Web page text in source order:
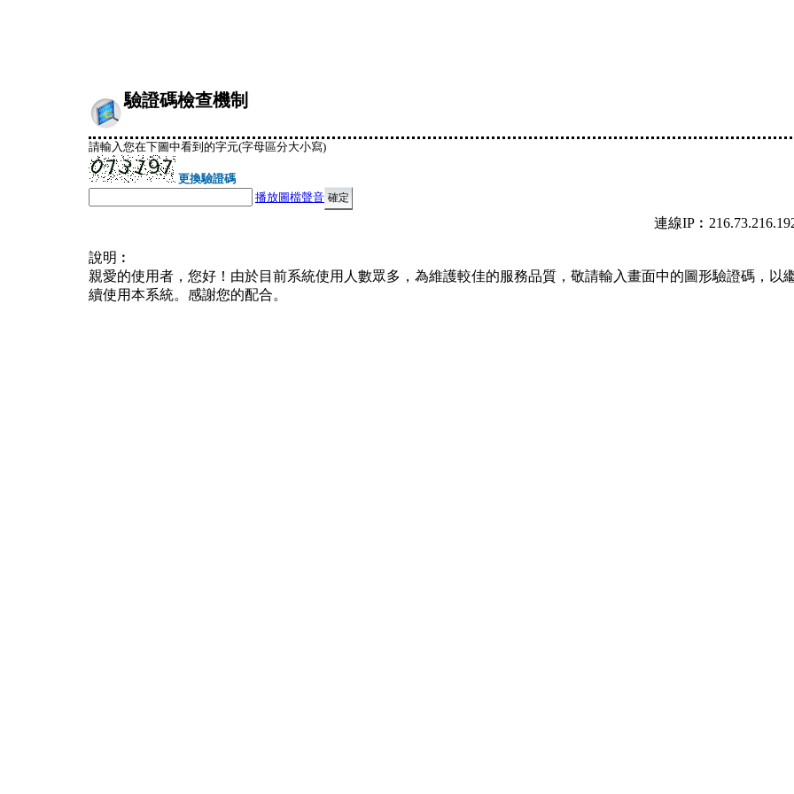
驗證碼檢查機制
請輸入您在下圖中看到的字元(字母區分大小寫)
更換驗證碼
播放圖檔聲音
連線
說明︰
親愛的使用者，您好！由於目前系統使用人數眾多，為維護較佳的服務品質，敬請輸入畫面中的圖形驗證碼，以
續使用本系統。感謝您的配合。